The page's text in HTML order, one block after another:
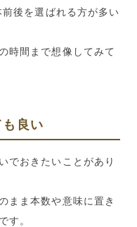
後を選ばれる方が多い
時間まで想像してみて
も良い
でおきたいことがあり
まま本数や意味に置き
す。